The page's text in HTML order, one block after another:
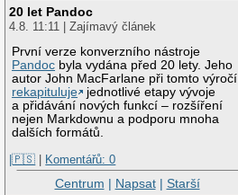
20 let Pandoc
4.8. 11:11 | Zajímavý článek
První verze konverzního nástroje
Pandoc byla vydána před 20 lety. Jeho
autor John MacFarlane při tomto výročí
rekapituluje
jednotlivé etapy vývoje
a přidávání nových funkcí – rozšíření
nejen Markdownu a podporu mnoha
dalších formátů.
|🇵🇸
Komentářů: 0
Centrum | Napsat| Starší